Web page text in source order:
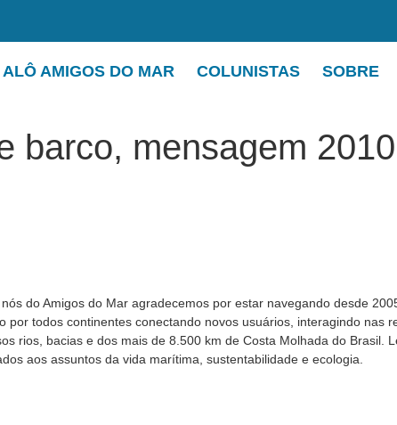
ALÔ AMIGOS DO MAR COLUNISTAS SOBRE
barco, mensagem
do Amigos do Mar agradecemos por estar navegando desde
todos continentes conectando novos usuários, interagindo nas
rios, bacias e dos mais de 8.500 km de Costa Molhada do Brasil.
aos assuntos da vida marítima, sustentabilidade e ecologia.